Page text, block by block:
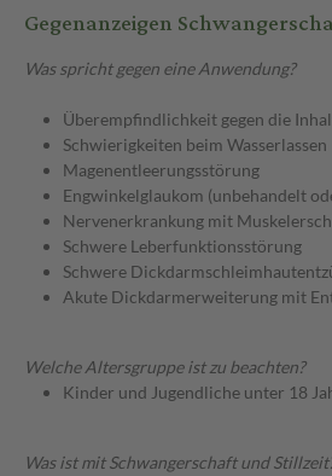
Gegenanzeigen
Was spricht gegen eine Anwendung?
Überempfindlichkeit gegen die
Schwierigkeiten beim Wasserlassen
Magenentleerungsstörung
Engwinkelglaukom (unbehandelt
Nervenerkrankung mit
Schwere Leberfunktionsstörung
Schwere
Akute Dickdarmerweiterung mit
Welche Altersgruppe ist zu beachten?
Kinder und Jugendliche unter 18
Was ist mit Schwangerschaft und